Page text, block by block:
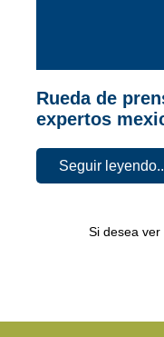
Rueda de
expertos
Seguir
Si desea